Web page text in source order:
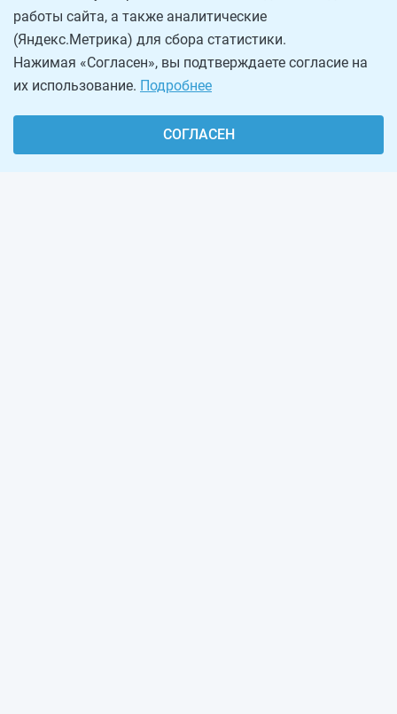
работы сайта, а также аналитические
(Яндекс.Метрика) для сбора статистики.
Нажимая «Согласен», вы подтверждаете согласие на
их использование. Подробнее
СОГЛАСЕН